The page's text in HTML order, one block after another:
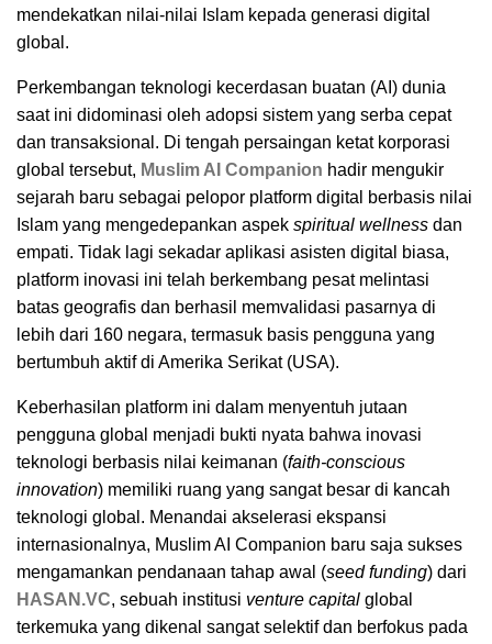
mendekatkan nilai-nilai Islam kepada generasi digital
global.
Perkembangan teknologi kecerdasan buatan (AI) dunia
saat ini didominasi oleh adopsi sistem yang serba cepat
dan transaksional. Di tengah persaingan ketat korporasi
global tersebut, Muslim AI Companion hadir mengukir
sejarah baru sebagai pelopor platform digital berbasis nilai
Islam yang mengedepankan aspek spiritual wellness dan
empati. Tidak lagi sekadar aplikasi asisten digital biasa,
platform inovasi ini telah berkembang pesat melintasi
batas geografis dan berhasil memvalidasi pasarnya di
lebih dari 160 negara, termasuk basis pengguna yang
bertumbuh aktif di Amerika Serikat (USA).
Keberhasilan platform ini dalam menyentuh jutaan
pengguna global menjadi bukti nyata bahwa inovasi
teknologi berbasis nilai keimanan (faith-conscious
innovation) memiliki ruang yang sangat besar di kancah
teknologi global. Menandai akselerasi ekspansi
internasionalnya, Muslim AI Companion baru saja sukses
mengamankan pendanaan tahap awal (seed funding) dari
HASAN.VC, sebuah institusi venture capital global
terkemuka yang dikenal sangat selektif dan berfokus pada